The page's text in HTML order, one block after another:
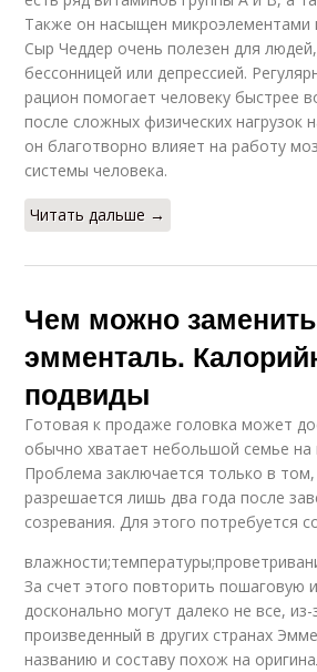
Также он насыщен микроэлементами
Сыр Чеддер очень полезен для
бессонницей или депрессией.
рацион помогает человеку быстрее
после сложных физических нагрузок
он благотворно влияет на работу
системы человека.
Читать дальше →
Чем можно
эмменталь.
подвиды
Готовая к продаже головка может
обычно хватает небольшой семье на
Проблема заключается только в том,
разрешается лишь два года после
созревания. Для этого потребуется
За счет этого повторить пошаговую
досконально могут далеко не все, из-
произведенный в других странах
названию и составу похож на